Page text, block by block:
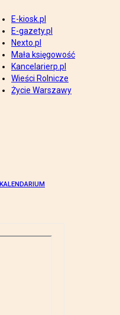
E-kiosk.pl
E-gazety.pl
Nexto.pl
Mała księgowość
Kancelarierp.pl
Wieści Rolnicze
Życie Warszawy
KALENDARIUM